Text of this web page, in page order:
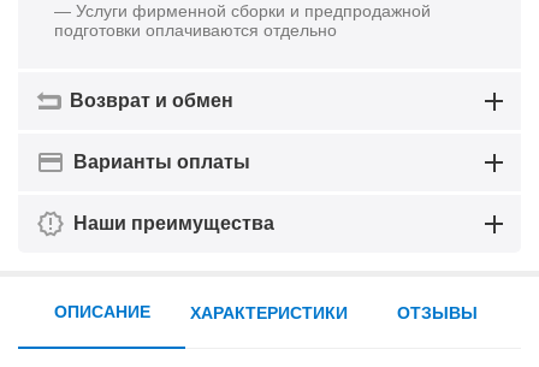
— Услуги фирменной сборки и предпродажной
подготовки оплачиваются отдельно
Возврат и обмен
Варианты оплаты
Наши преимущества
ОПИСАНИЕ ХАРАКТЕРИСТИКИ ОТЗЫВЫ